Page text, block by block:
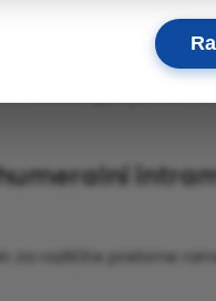
neophodan je za
i funkcije ramenog
olakšavajući proces
različite prelome